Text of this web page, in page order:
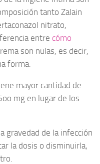
tanto Zalain
nitrato,
entre cómo
son nulas, es decir,
forma.
mayor cantidad de
mg en lugar de los
gravedad de la infección
la dosis o disminuirla,